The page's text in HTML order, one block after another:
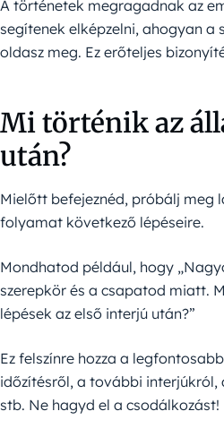
A történetek megragadnak az
segítenek elképzelni, ahogyan a
oldasz meg. Ez erőteljes
Mi történik az
után?
Mielőtt befejeznéd, próbálj meg
folyamat következő lépéseire.
Mondhatod például, hogy
szerepkör és a csapatod miatt.
lépések az első interjú után?”
Ez felszínre hozza a
időzítésről, a további
stb. Ne hagyd el a csodálkozást!